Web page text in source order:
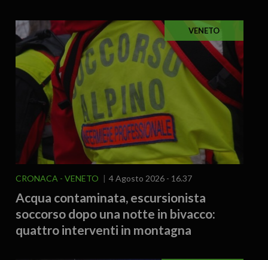
VENETO
CRONACA VENETO 4 Agosto 2026 - 16.37
Acqua contaminata, escursionista
soccorso dopo una notte in bivacco:
quattro interventi in montagna